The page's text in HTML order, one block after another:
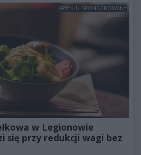
ARTYKUŁ SPONSOROWANY
w Legionowie
się przy redukcji wagi bez